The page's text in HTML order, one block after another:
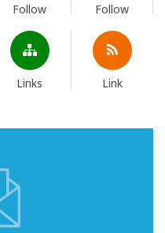
Follow Follow
Links Link